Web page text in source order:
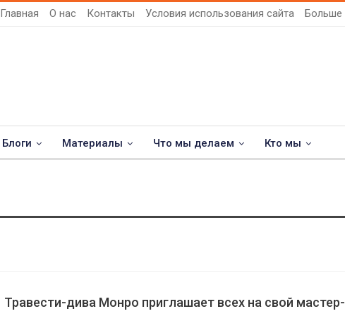
Главная О нас Контакты Условия использования сайта Больше
Блоги Материалы Что мы делаем Кто мы
Травести-дива Монро приглашает всех на свой мастер-